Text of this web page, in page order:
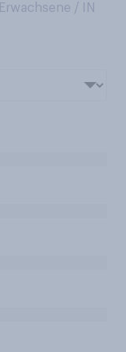
Erwachsene / IN